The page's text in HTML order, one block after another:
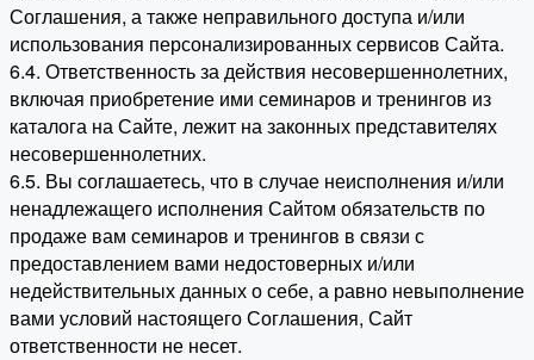
Соглашения, а также неправильного доступа и/или
использования персонализированных сервисов Сайта.
6.4. Ответственность за действия несовершеннолетних,
включая приобретение ими семинаров и тренингов из
каталога на Сайте, лежит на законных представителях
несовершеннолетних.
6.5. Вы соглашаетесь, что в случае неисполнения и/или
ненадлежащего исполнения Сайтом обязательств по
продаже вам семинаров и тренингов в связи с
предоставлением вами недостоверных и/или
недействительных данных о себе, а равно невыполнение
вами условий настоящего Соглашения, Сайт
ответственности не несет.